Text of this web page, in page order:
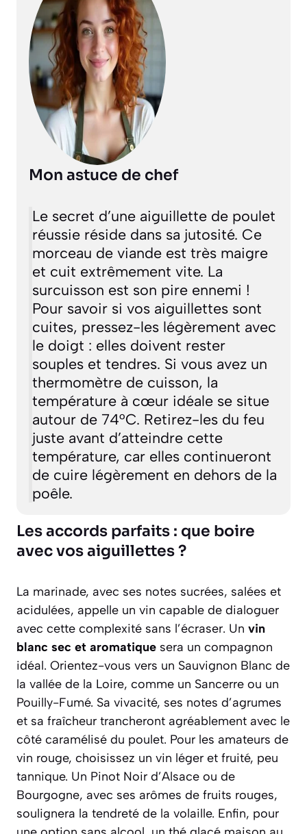
Mon astuce de chef
Le secret d’une aiguillette de poulet
réussie réside dans sa jutosité. Ce
morceau de viande est très maigre
et cuit extrêmement vite. La
surcuisson est son pire ennemi !
Pour savoir si vos aiguillettes sont
cuites, pressez-les légèrement avec
le doigt : elles doivent rester
souples et tendres. Si vous avez un
thermomètre de cuisson, la
température à cœur idéale se situe
autour de 74°C. Retirez-les du feu
juste avant d’atteindre cette
température, car elles continueront
de cuire légèrement en dehors de la
poêle.
Les accords parfaits : que boire
avec vos aiguillettes ?
La marinade, avec ses notes sucrées, salées et
acidulées, appelle un vin capable de dialoguer
avec cette complexité sans l’écraser. Un vin
blanc sec et aromatique sera un compagnon
idéal. Orientez-vous vers un Sauvignon Blanc de
la vallée de la Loire, comme un Sancerre ou un
Pouilly-Fumé. Sa vivacité, ses notes d’agrumes
et sa fraîcheur trancheront agréablement avec le
côté caramélisé du poulet. Pour les amateurs de
vin rouge, choisissez un vin léger et fruité, peu
tannique. Un Pinot Noir d’Alsace ou de
Bourgogne, avec ses arômes de fruits rouges,
soulignera la tendreté de la volaille. Enfin, pour